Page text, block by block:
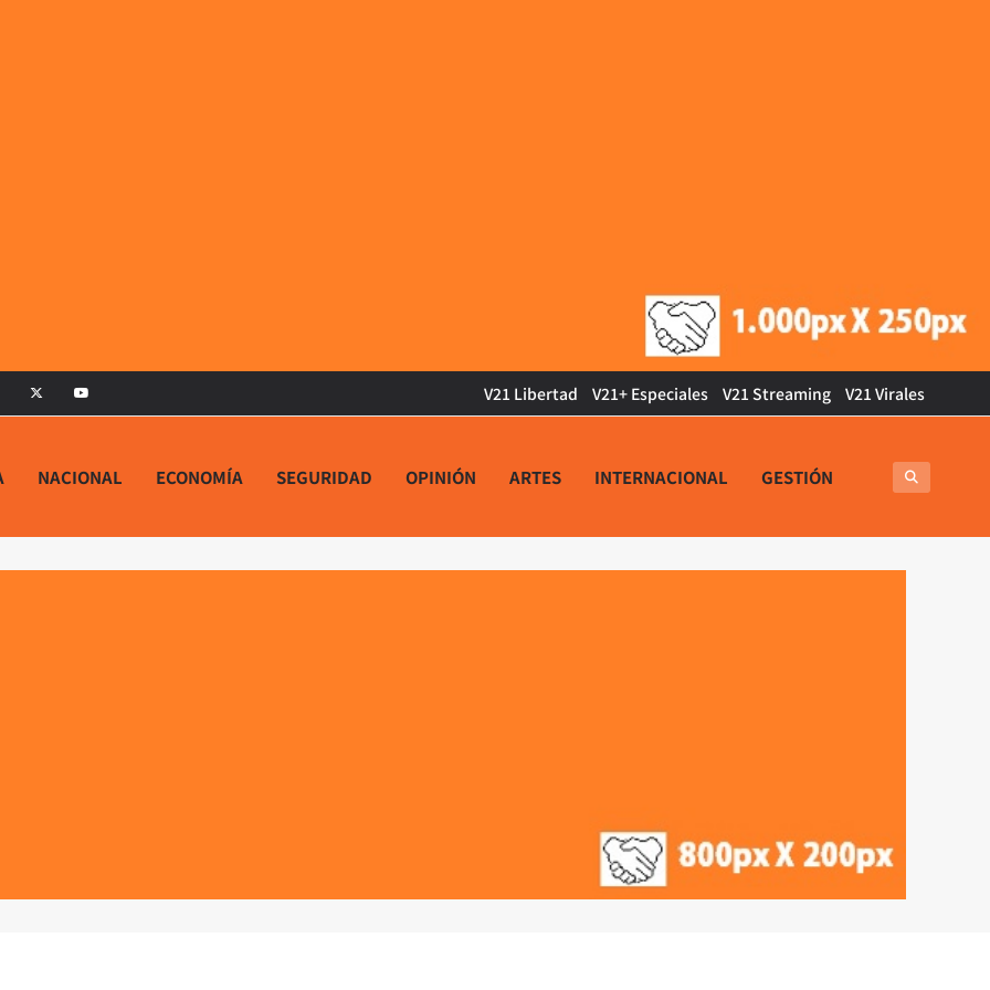
V21 Libertad V21+ Especiales V21 Streaming V21 Virales
NACIONAL ECONOMÍA SEGURIDAD OPINIÓN ARTES INTERNACIONAL GESTIÓN